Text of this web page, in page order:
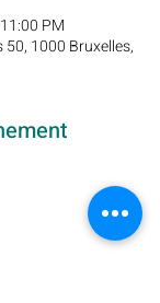
PM
50, 1000 Bruxelles,